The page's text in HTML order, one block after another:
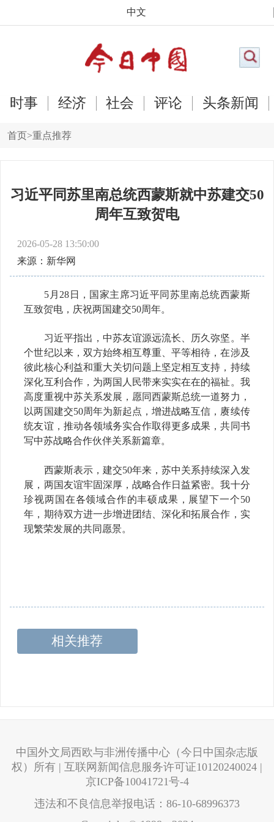
中文
时事 经济 社会 评论 头条新闻
首页>重点推荐
习近平同苏里南总统西蒙斯就中苏建交50
周年互致贺电
2026-05-28 13:50:00
来源：新华网
5月28日，国家主席习近平同苏里南总统西蒙斯
互致贺电，庆祝两国建交50周年。
习近平指出，中苏友谊源远流长、历久弥坚。半
个世纪以来，双方始终相互尊重、平等相待，在涉及
彼此核心利益和重大关切问题上坚定相互支持，持续
深化互利合作，为两国人民带来实实在在的福祉。我
高度重视中苏关系发展，愿同西蒙斯总统一道努力，
以两国建交50周年为新起点，增进战略互信，赓续传
统友谊，推动各领域务实合作取得更多成果，共同书
写中苏战略合作伙伴关系新篇章。
西蒙斯表示，建交50年来，苏中关系持续深入发
展，两国友谊牢固深厚，战略合作日益紧密。我十分
珍视两国在各领域合作的丰硕成果，展望下一个50
年，期待双方进一步增进团结、深化和拓展合作，实
现繁荣发展的共同愿景。
相关推荐
中国外文局西欧与非洲传播中心（今日中国杂志版
权）所有 | 互联网新闻信息服务许可证10120240024 |
京ICP备10041721号-4
违法和不良信息举报电话：86-10-68996373